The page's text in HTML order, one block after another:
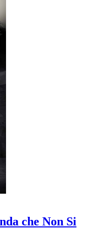
che Non Si